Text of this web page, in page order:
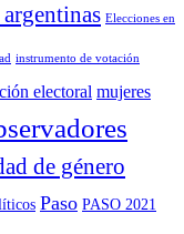
Elecciones en
instrumento de votación
electoral mujeres
de género
Paso PASO 2021